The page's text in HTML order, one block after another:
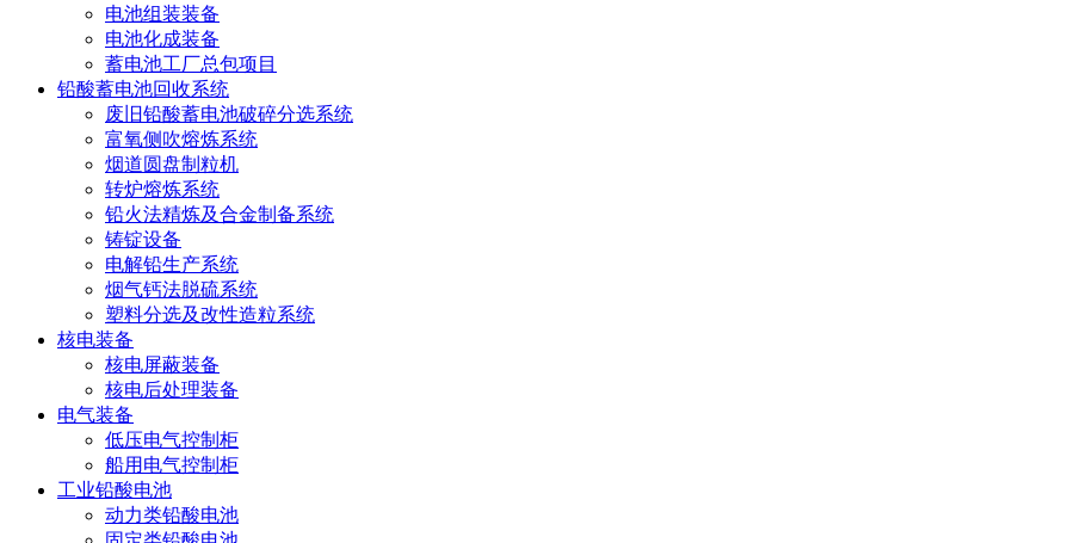
电池组装装备
电池化成装备
蓄电池工厂总包项目
铅酸蓄电池回收系统
废旧铅酸蓄电池破碎分选系统
富氧侧吹熔炼系统
烟道圆盘制粒机
转炉熔炼系统
铅火法精炼及合金制备系统
铸锭设备
电解铅生产系统
烟气钙法脱硫系统
塑料分选及改性造粒系统
核电装备
核电屏蔽装备
核电后处理装备
电气装备
低压电气控制柜
船用电气控制柜
工业铅酸电池
动力类铅酸电池